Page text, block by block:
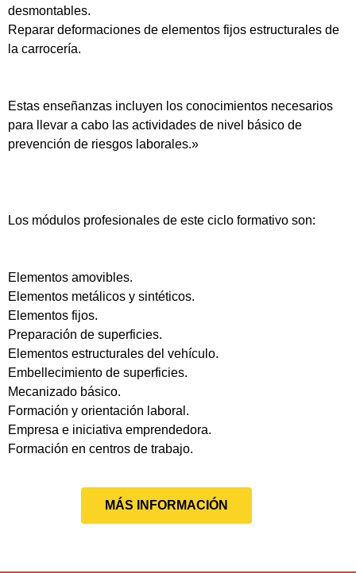
desmontables.
Reparar deformaciones de elementos fijos estructurales de
la carrocería.
Estas enseñanzas incluyen los conocimientos necesarios
para llevar a cabo las actividades de nivel básico de
prevención de riesgos laborales.»
Los módulos profesionales de este ciclo formativo son:
Elementos amovibles.
Elementos metálicos y sintéticos.
Elementos fijos.
Preparación de superficies.
Elementos estructurales del vehículo.
Embellecimiento de superficies.
Mecanizado básico.
Formación y orientación laboral.
Empresa e iniciativa emprendedora.
Formación en centros de trabajo.
MÁS INFORMACIÓN